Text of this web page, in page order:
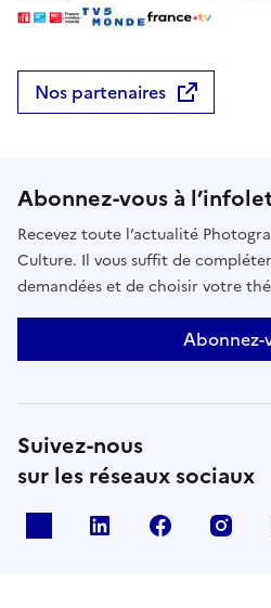
Nos partenaires
Abonnez-vous à
Recevez toute l’actualité
Culture. Il vous suffit de
demandées et de choisir votre
Abonnez-
Suivez-nous
sur les réseaux sociaux
Linkedin Facebook